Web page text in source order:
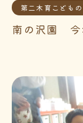
第二木育こども
南の沢園 今